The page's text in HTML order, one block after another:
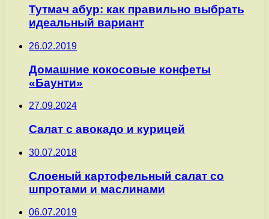
Тутмач абур: как правильно выбрать
идеальный вариант
26.02.2019
Домашние кокосовые конфеты
«Баунти»
27.09.2024
Салат с авокадо и курицей
30.07.2018
Слоеный картофельный салат со
шпротами и маслинами
06.07.2019